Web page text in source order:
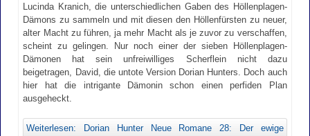
Lucinda Kranich, die unterschiedlichen Gaben des Höllenplagen-
Dämons zu sammeln und mit diesen den Höllenfürsten zu neuer,
alter Macht zu führen, ja mehr Macht als je zuvor zu verschaffen,
scheint zu gelingen. Nur noch einer der sieben Höllenplagen-
Dämonen hat sein unfreiwilliges Scherflein nicht dazu
beigetragen, David, die untote Version Dorian Hunters. Doch auch
hier hat die intrigante Dämonin schon einen perfiden Plan
ausgeheckt.
Weiterlesen: Dorian Hunter Neue Romane 28: Der ewige